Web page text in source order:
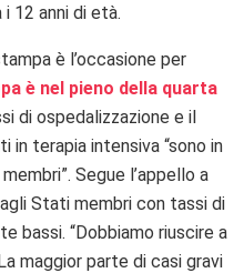
12 anni di età.
è l’occasione per
è nel pieno della quarta
di ospedalizzazione e il
in terapia intensiva “sono in
Segue l’appello a
Stati membri con tassi di
bassi. “Dobbiamo riuscire a
maggior parte di casi gravi